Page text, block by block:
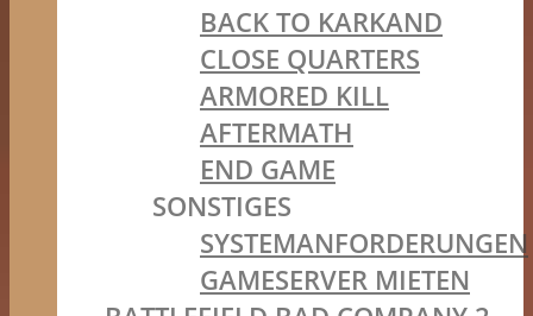
BACK TO KARKAND
CLOSE QUARTERS
ARMORED KILL
AFTERMATH
END GAME
SONSTIGES
SYSTEMANFORDERUNGEN
GAMESERVER MIETEN